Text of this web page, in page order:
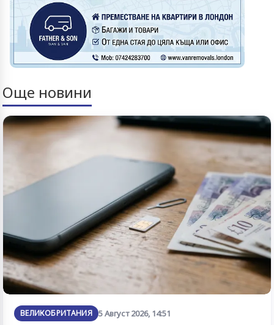
Още новини
ВЕЛИКОБРИТАНИЯ 5 Август 2026, 14:51